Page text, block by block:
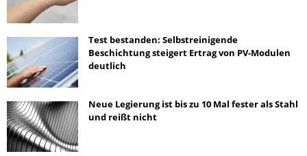
Test bestanden: Selbstreinigende
Beschichtung steigert Ertrag von PV-Modulen
deutlich
Neue Legierung ist bis zu 10 Mal fester als Stahl
und reißt nicht